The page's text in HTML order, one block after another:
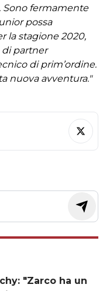
Sono fermamente
possa
la stagione 2020,
partner
di prim’ordine.
nuova avventura."
"Zarco ha un